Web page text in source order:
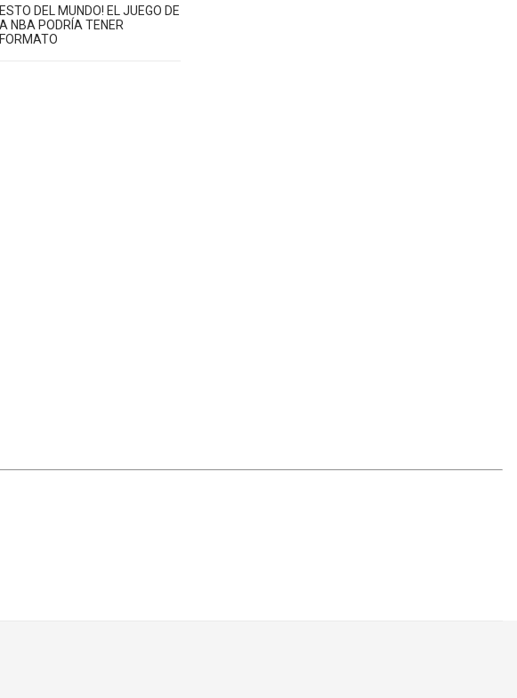
DEL MUNDO! EL JUEGO DE
NBA PODRÍA TENER